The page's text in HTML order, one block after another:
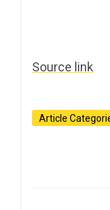
Source link
Article